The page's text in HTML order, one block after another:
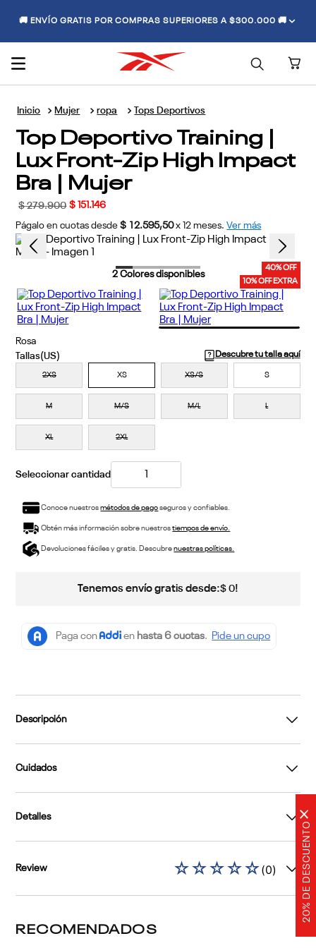
20% DE DESCUENTO
×
🚚 ENVÍO GRATIS POR COMPRAS SUPERIORES A $300.000 🚚
Mujer ropa Tops Deportivos
Top Deportivo Training |
Lux Front-Zip High Impact
Bra | Mujer
$ 279.900 $ 151 .146
Págalo en cuotas desde $ 12.595,50 x 12 meses. Ver más
40% OFF
10% OFF EXTRA
2Colores disponibles
Rosa
Descubre tu talla aquí
2XS XS XS/S S
M M/S M/L L
XL 2XL
Conoce nuestrosmétodos de pagoseguros y confiables.
Obtén más información sobre nuestrostiempos de envío.
Devoluciones fáciles y gratis. Descubrenuestras políticas.
Tenemos envío gratis desde:$ 0!
Descripción
Cuidados
Detalles
Review ☆☆☆☆☆(0)
RECOMENDADOS